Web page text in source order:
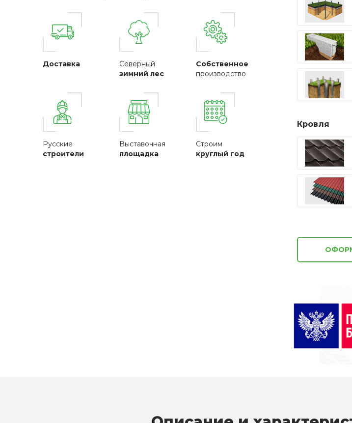
Доставка
Северный
зимний лес
Собственное
производство
Русские
строители
Выставочная
площадка
Строим
круглый год
Кровля